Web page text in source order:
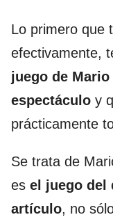
Lo primero que
efectivamente,
juego de
espectáculo y
prácticamente
Se trata de
es el juego del
artículo, no